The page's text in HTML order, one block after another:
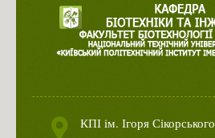
КПІ ім. Ігоря Сікорського